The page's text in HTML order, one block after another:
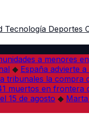
Tecnología Deportes
a menores
◆ España advierte
tribunales la compra
muertos en frontera
15 de agosto ◆